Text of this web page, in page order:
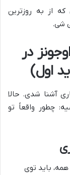
از به روزترین
شی.
در
اول)
آشنا شدی. حالا
چطور واقعاً تو
همه، باید توی